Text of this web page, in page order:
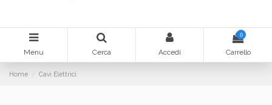
Menu Cerca Accedi
0
Carrello
Home Cavi Elettrici